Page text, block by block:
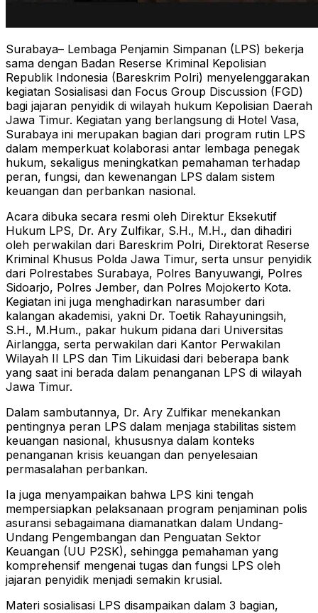
Surabaya– Lembaga Penjamin Simpanan (LPS) bekerja
sama dengan Badan Reserse Kriminal Kepolisian
Republik Indonesia (Bareskrim Polri) menyelenggarakan
kegiatan Sosialisasi dan Focus Group Discussion (FGD)
bagi jajaran penyidik di wilayah hukum Kepolisian Daerah
Jawa Timur. Kegiatan yang berlangsung di Hotel Vasa,
Surabaya ini merupakan bagian dari program rutin LPS
dalam memperkuat kolaborasi antar lembaga penegak
hukum, sekaligus meningkatkan pemahaman terhadap
peran, fungsi, dan kewenangan LPS dalam sistem
keuangan dan perbankan nasional.
Acara dibuka secara resmi oleh Direktur Eksekutif
Hukum LPS, Dr. Ary Zulfikar, S.H., M.H., dan dihadiri
oleh perwakilan dari Bareskrim Polri, Direktorat Reserse
Kriminal Khusus Polda Jawa Timur, serta unsur penyidik
dari Polrestabes Surabaya, Polres Banyuwangi, Polres
Sidoarjo, Polres Jember, dan Polres Mojokerto Kota.
Kegiatan ini juga menghadirkan narasumber dari
kalangan akademisi, yakni Dr. Toetik Rahayuningsih,
S.H., M.Hum., pakar hukum pidana dari Universitas
Airlangga, serta perwakilan dari Kantor Perwakilan
Wilayah II LPS dan Tim Likuidasi dari beberapa bank
yang saat ini berada dalam penanganan LPS di wilayah
Jawa Timur.
Dalam sambutannya, Dr. Ary Zulfikar menekankan
pentingnya peran LPS dalam menjaga stabilitas sistem
keuangan nasional, khususnya dalam konteks
penanganan krisis keuangan dan penyelesaian
permasalahan perbankan.
Ia juga menyampaikan bahwa LPS kini tengah
mempersiapkan pelaksanaan program penjaminan polis
asuransi sebagaimana diamanatkan dalam Undang-
Undang Pengembangan dan Penguatan Sektor
Keuangan (UU P2SK), sehingga pemahaman yang
komprehensif mengenai tugas dan fungsi LPS oleh
jajaran penyidik menjadi semakin krusial.
Materi sosialisasi LPS disampaikan dalam 3 bagian,